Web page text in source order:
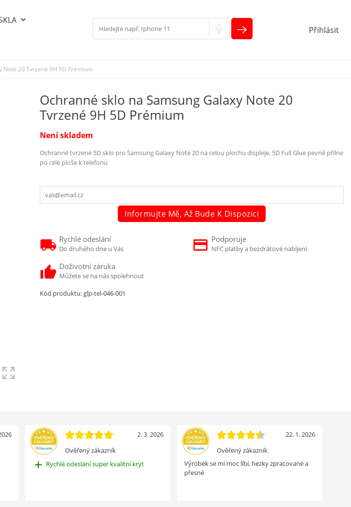
keyboard_arrow_down
Přihlásit
Note 20 Tvrzené 9H 5D Prémium
Ochranné sklo na Samsung Galaxy Note 20
Tvrzené 9H 5D Prémium
Není skladem
Ochranné tvrzené 5D sklo pro Samsung Galaxy Note 20 na celou plochu displeje, 5D Full Glue pevně přilne
po celé ploše k telefonu
Informujte Mě, Až Bude K Dispozici
Rychlé odeslání
Do druhého dne u Vás
Podporuje
NFC platby a bezdrátové nabíjení
Doživotní záruka
Můžete se na nás spolehnout
Kód produktu:glp-tel-046-001
Ověřený zákazník
2. 3. 2026
add Rychlé odeslání super kvalitní kryt
Ověřený zákazník
22. 1. 2026
Výrobek se mi moc líbí, hezky zpracované a
přesné